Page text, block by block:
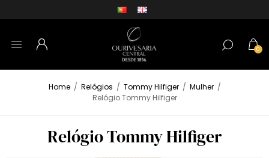
0
Home / Relógios / Tommy Hilfiger / Mulher /
Relógio Tommy Hilfiger
Relógio Tommy Hilfiger